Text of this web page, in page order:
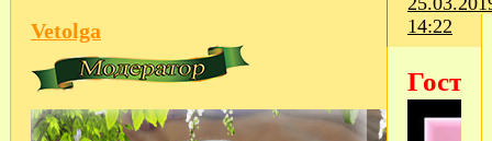
14:22
Vetolga
Гость